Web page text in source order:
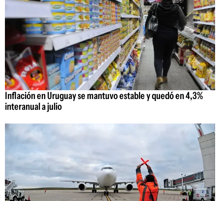
Inflación en Uruguay se mantuvo estable y quedó en 4,3%
interanual a julio